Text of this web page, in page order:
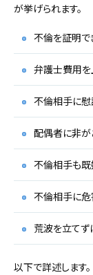
が挙げられます。
不倫を証明
弁護士費用
不倫相手に
配偶者に非が
不倫相手も既
不倫相手に危
荒波を立て
以下で詳述します。